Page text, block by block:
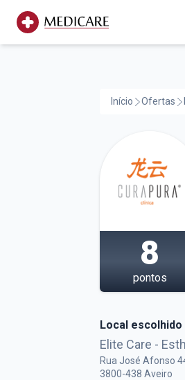
Início Ofertas
8
pontos
Local escolhido
Elite Care -
Rua José Afonso
3800-438 Aveiro